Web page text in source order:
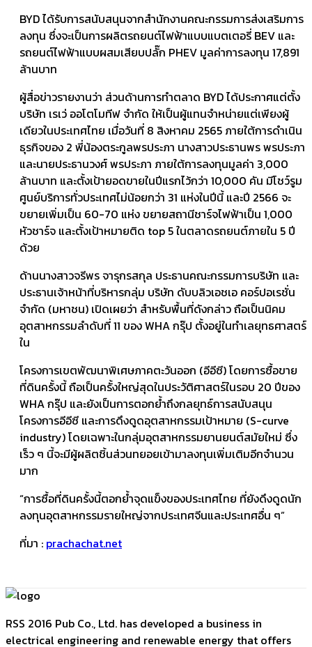
BYD ได้รับการสนับสนุนจากสำนักงานคณะกรรมการส่งเสริมการ
ลงทุน ซึ่งจะเป็นการผลิตรถยนต์ไฟฟ้าแบบแบตเตอรี่ BEV และ
รถยนต์ไฟฟ้าแบบผสมเสียบปลั๊ก PHEV มูลค่าการลงทุน 17,891
ล้านบาท
ผู้สื่อข่าวรายงานว่า ส่วนด้านการทำตลาด BYD ได้ประกาศแต่ตั้ง
บริษัท เรเว่ ออโตโมทีฟ จำกัด ให้เป็นผู้แทนจำหน่ายแต่เพียงผู้
เดียวในประเทศไทย เมื่อวันที่ 8 สิงหาคม 2565 ภายใต้การดำเนิน
ธุรกิจของ 2 พี่น้องตระกูลพรประภา นางสาวประธานพร พรประภา
และนายประธานวงศ์ พรประภา ภายใต้การลงทุนมูลค่า 3,000
ล้านบาท และตั้งเป้ายอดขายในปีแรกไว้กว่า 10,000 คัน มีโชว์รูม
ศูนย์บริการทั่วประเทศไม่น้อยกว่า 31 แห่งในปีนี้ และปี 2566 จะ
ขยายเพิ่มเป็น 60-70 แห่ง ขยายสถานีชาร์จไฟฟ้าเป็น 1,000
หัวชาร์จ และตั้งเป้าหมายติด top 5 ในตลาดรถยนต์ภายใน 5 ปี
ด้วย
ด้านนางสาวจรีพร จารุกรสกุล ประธานคณะกรรมการบริษัท และ
ประธานเจ้าหน้าที่บริหารกลุ่ม บริษัท ดับบลิวเอชเอ คอร์ปอเรชั่น
จำกัด (มหาชน) เปิดเผยว่า สำหรับพื้นที่ดังกล่าว ถือเป็นนิคม
อุตสาหกรรมลำดับที่ 11 ของ WHA กรุ๊ป ตั้งอยู่ในทำเลยุทธศาสตร์
ใน
โครงการเขตพัฒนาพิเศษภาคตะวันออก (อีอีซี) โดยการซื้อขาย
ที่ดินครั้งนี้ ถือเป็นครั้งใหญ่สุดในประวัติศาสตร์ในรอบ 20 ปีของ
WHA กรุ๊ป และยังเป็นการตอกย้ำถึงกลยุทธ์การสนับสนุน
โครงการอีอีซี และการดึงดูดอุตสาหกรรมเป้าหมาย (S-curve
industry) โดยเฉพาะในกลุ่มอุตสาหกรรมยานยนต์สมัยใหม่ ซึ่ง
เร็ว ๆ นี้จะมีผู้ผลิตชิ้นส่วนทยอยเข้ามาลงทุนเพิ่มเติมอีกจำนวน
มาก
“การซื้อที่ดินครั้งนี้ตอกย้ำจุดแข็งของประเทศไทย ที่ยังดึงดูดนัก
ลงทุนอุตสาหกรรมรายใหญ่จากประเทศจีนและประเทศอื่น ๆ”
ที่มา : prachachat.net
RSS 2016 Pub Co., Ltd. has developed a business in
electrical engineering and renewable energy that offers